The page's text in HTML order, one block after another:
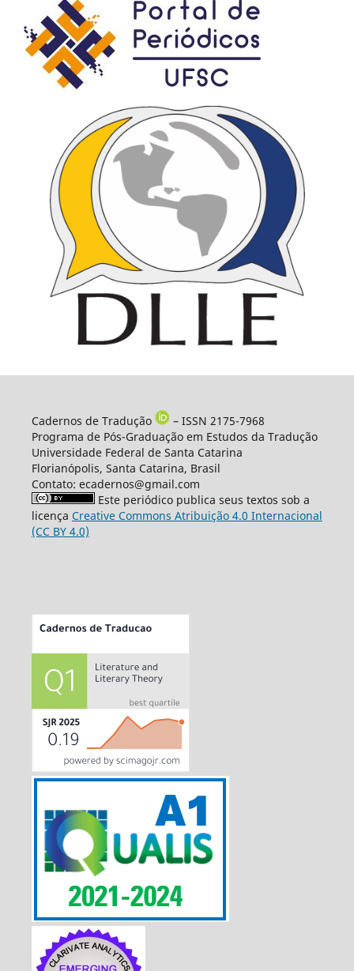
Cadernos de Tradução
– ISSN 2175-7968
Programa de Pós-Graduação em Estudos da Tradução
Universidade Federal de Santa Catarina
Florianópolis, Santa Catarina, Brasil
Contato: ecadernos@gmail.com
Este periódico publica seus textos sob a
licença Creative Commons Atribuição 4.0 Internacional
(CC BY 4.0)